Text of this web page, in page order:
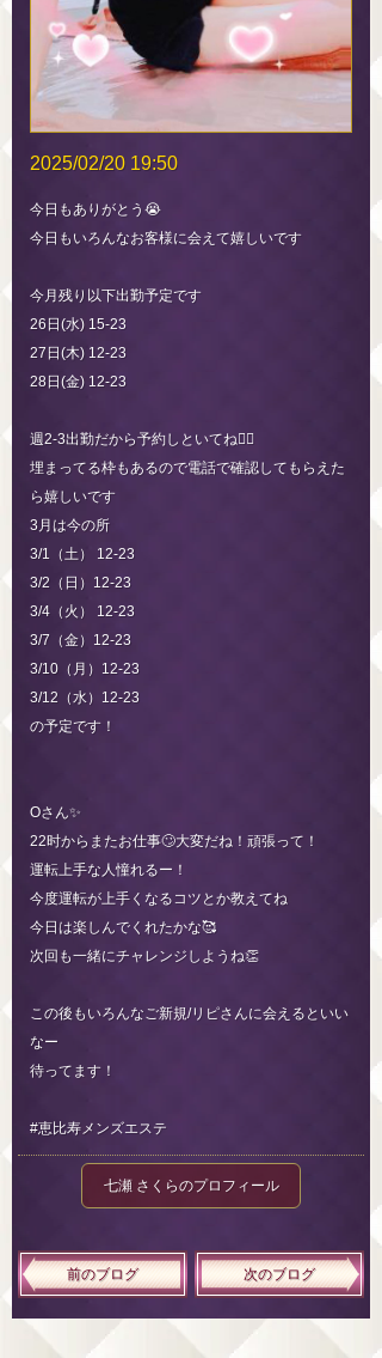
2025/02/20 19:50
今日もありがとう😭
今日もいろんなお客様に会えて嬉しいです
今月残り以下出勤予定です
26日(水) 15-23
27日(木) 12-23
28日(金) 12-23
週2-3出勤だから予約しといてね🙋‍♀️
埋まってる枠もあるので電話で確認してもらえた
ら嬉しいです
3月は今の所
3/1（土） 12-23
3/2（日）12-23
3/4（火） 12-23
3/7（金）12-23
3/10（月）12-23
3/12（水）12-23
の予定です！
Oさん✨
22时からまたお仕事🙄大変だね！頑張って！
運転上手な人憧れるー！
今度運転が上手くなるコツとか教えてね
今日は楽しんでくれたかな🥰
次回も一緒にチャレンジしようね👏
この後もいろんなご新規/リピさんに会えるといい
なー
待ってます！
#恵比寿メンズエステ
七瀬 さくらのプロフィール
前のブログ 次のブログ